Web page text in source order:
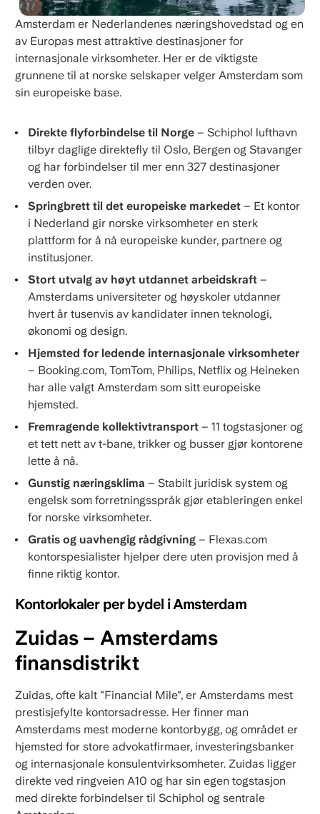
Amsterdam er Nederlandenes næringshovedstad og en
av Europas mest attraktive destinasjoner for
internasjonale virksomheter. Her er de viktigste
grunnene til at norske selskaper velger Amsterdam som
sin europeiske base.
Direkte flyforbindelse til Norge– Schiphol lufthavn
tilbyr daglige direktefly til Oslo, Bergen og Stavanger
og har forbindelser til mer enn 327 destinasjoner
verden over.
Springbrett til det europeiske markedet– Et kontor
i Nederland gir norske virksomheter en sterk
plattform for å nå europeiske kunder, partnere og
institusjoner.
Stort utvalg av høyt utdannet arbeidskraft–
Amsterdams universiteter og høyskoler utdanner
hvert år tusenvis av kandidater innen teknologi,
økonomi og design.
Hjemsted for ledende internasjonale virksomheter
– Booking.com, TomTom, Philips, Netflix og Heineken
har alle valgt Amsterdam som sitt europeiske
hjemsted.
Fremragende kollektivtransport– 11 togstasjoner og
et tett nett av t-bane, trikker og busser gjør kontorene
lette å nå.
Gunstig næringsklima – Stabilt juridisk system og
engelsk som forretningsspråk gjør etableringen enkel
for norske virksomheter.
Gratis og uavhengig rådgivning– Flexas.com
kontorspesialister hjelper dere uten provisjon med å
finne riktig kontor.
Kontorlokaler per bydel i Amsterdam
Zuidas – Amsterdams
finansdistrikt
Zuidas, ofte kalt "Financial Mile", er Amsterdams mest
prestisjefylte kontorsadresse. Her finner man
Amsterdams mest moderne kontorbygg, og området er
hjemsted for store advokatfirmaer, investeringsbanker
og internasjonale konsulentvirksomheter. Zuidas ligger
direkte ved ringveien A10 og har sin egen togstasjon
med direkte forbindelser til Schiphol og sentrale